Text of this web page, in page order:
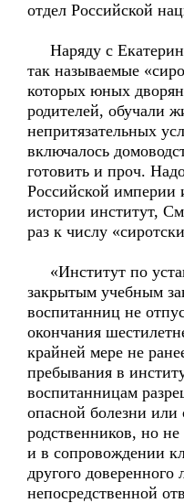
отдел Российской
Наряду с
так называемые
которых юных
родителей, обучали
непритязательных
включалось
готовить и проч.
Российской империи
истории институт,
раз к числу
«Институт по
закрытым учебным
воспитанниц не
окончания
крайней мере не
пребывания в
воспитанницам
опасной болезни
родственников, но
и в сопровождении
другого доверенного
непосредственной